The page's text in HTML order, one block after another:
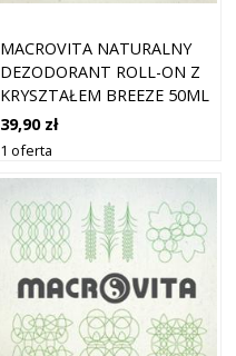
MACROVITA NATURALNY
DEZODORANT ROLL-ON Z
KRYSZTAŁEM BREEZE 50ML
39,90 zł
1 oferta